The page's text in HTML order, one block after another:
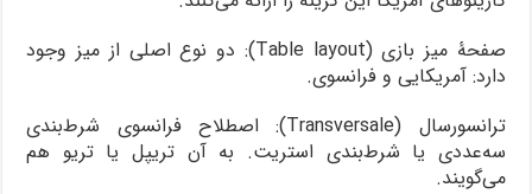
صفحۀ میز بازی (Table layout): دو نوع اصلی از میز وجود
دارد: آمریکایی و فرانسوی.
ترانسورسال (Transversale): اصطلاح فرانسوی شرط‌بندی
سه‌عددی یا شرط‌بندی استریت. به آن تریپل یا تریو هم
می‌گویند.